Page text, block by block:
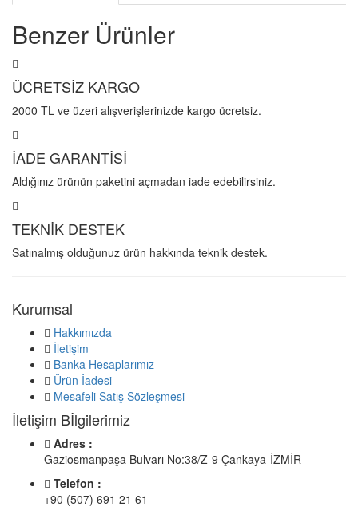
Benzer Ürünler
ÜCRETSİZ KARGO
2000 TL ve üzeri alışverişlerinizde kargo ücretsiz.
İADE GARANTİSİ
Aldığınız ürünün paketini açmadan iade edebilirsiniz.
TEKNİK DESTEK
Satınalmış olduğunuz ürün hakkında teknik destek.
Kurumsal
Hakkımızda
İletişim
Banka Hesaplarımız
Ürün İadesi
Mesafeli Satış Sözleşmesi
İletişim Bİlgilerimiz
Adres :
Gaziosmanpaşa Bulvarı No:38/Z-9 Çankaya-İZMİR
Telefon :
+90 (507) 691 21 61